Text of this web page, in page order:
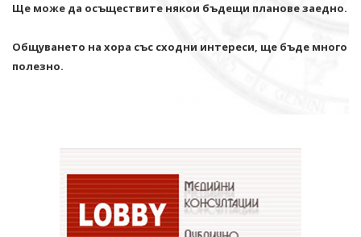
Ще може да осъществите някои бъдещи планове заедно.
Общуването на хора със сходни интереси, ще бъде много
полезно.